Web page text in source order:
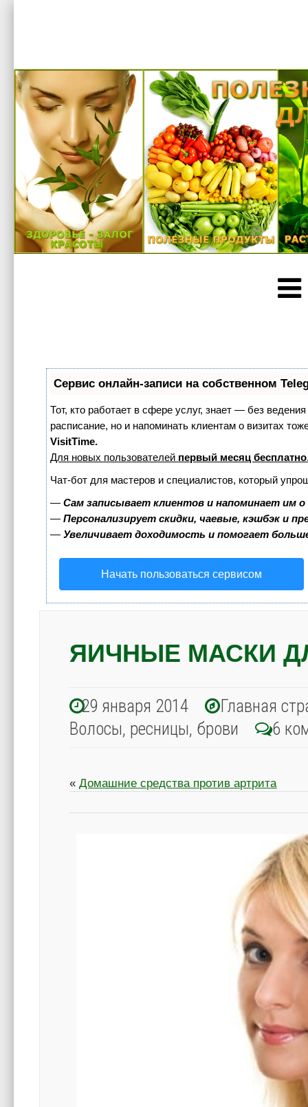
Сервис онлайн-записи на собственном
Тот, кто работает в сфере услуг, знает — без
расписание, но и напоминать клиентам о визитах
VisitTime.
Для новых пользователей первый месяц бесплатно
Чат-бот для мастеров и специалистов, который
—Сам записывает клиентов и напоминает им
—Персонализирует скидки, чаевые, кэшбэк и
—Увеличивает доходимость и помогает
Начать пользоваться сервисом
ЯИЧНЫЕ МАСКИ
29 января 2014
Главная
Волосы, ресницы, брови
6
«Домашние средства против артрита